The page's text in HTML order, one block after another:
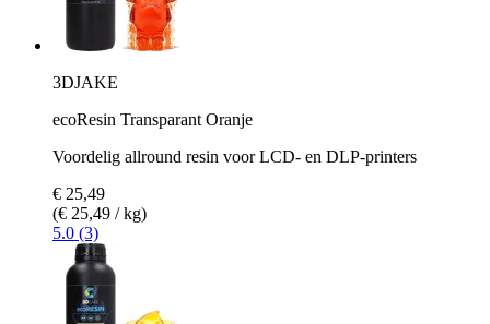
3DJAKE
ecoResin Transparant Oranje
Voordelig allround resin voor LCD- en DLP-printers
€ 25,49
(€ 25,49 / kg)
5.0 (3)